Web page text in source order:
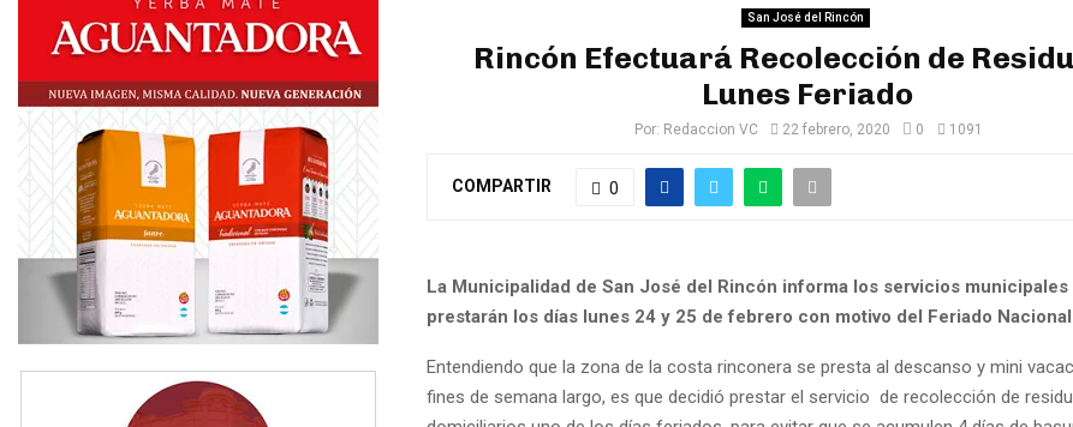
San José del Rincón
Rincón Efectuará Recolección de
Lunes Feriado
Por: Redaccion VC 22 febrero, 2020 0 1091
COMPARTIR 0
La Municipalidad de San José del Rincón informa los servicios municipales
prestarán los días lunes 24 y 25 de febrero con motivo del Feriado Nacional
Entendiendo que la zona de la costa rinconera se presta al descanso y mini
fines de semana largo, es que decidió prestar el servicio de recolección de